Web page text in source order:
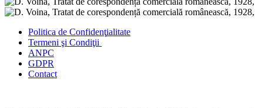
Politica de Confidenţialitate
Termeni şi Condiţii
ANPC
GDPR
Contact